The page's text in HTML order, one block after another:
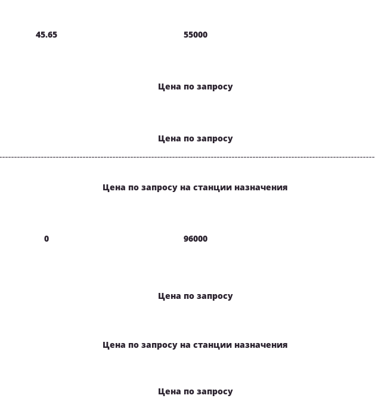
45.65 55000
Цена по запросу
Цена по запросу
Цена по запросу на станции назначения
0 96000
Цена по запросу
Цена по запросу на станции назначения
Цена по запросу